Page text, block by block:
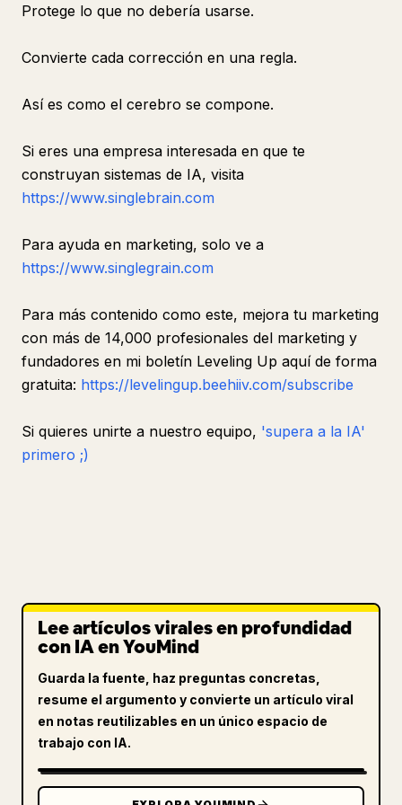
Protege lo que no debería usarse.
Convierte cada corrección en una regla.
Así es como el cerebro se compone.
Si eres una empresa interesada en que te
construyan sistemas de IA, visita
https://www.singlebrain.com
Para ayuda en marketing, solo ve a
https://www.singlegrain.com
Para más contenido como este, mejora tu marketing
con más de 14,000 profesionales del marketing y
fundadores en mi boletín Leveling Up aquí de forma
gratuita: https://levelingup.beehiiv.com/subscribe
Si quieres unirte a nuestro equipo, 'supera a la IA'
primero ;)
Lee artículos virales en profundidad
con IA en YouMind
Guarda la fuente, haz preguntas concretas,
resume el argumento y convierte un artículo viral
en notas reutilizables en un único espacio de
trabajo con IA.